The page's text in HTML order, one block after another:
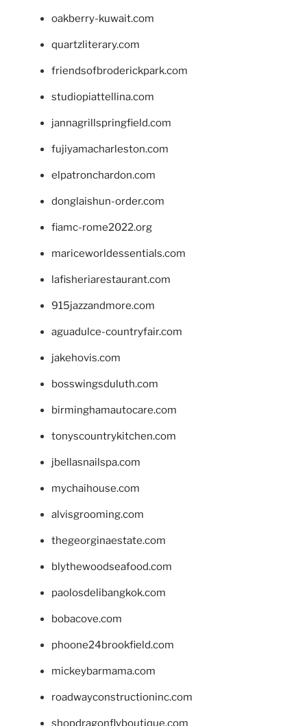
oakberry-kuwait.com
quartzliterary.com
friendsofbroderickpark.com
studiopiattellina.com
jannagrillspringfield.com
fujiyamacharleston.com
elpatronchardon.com
donglaishun-order.com
fiamc-rome2022.org
mariceworldessentials.com
lafisheriarestaurant.com
915jazzandmore.com
aguadulce-countryfair.com
jakehovis.com
bosswingsduluth.com
birminghamautocare.com
tonyscountrykitchen.com
jbellasnailspa.com
mychaihouse.com
alvisgrooming.com
thegeorginaestate.com
blythewoodseafood.com
paolosdelibangkok.com
bobacove.com
phoone24brookfield.com
mickeybarmama.com
roadwayconstructioninc.com
shopdragonflyboutique.com